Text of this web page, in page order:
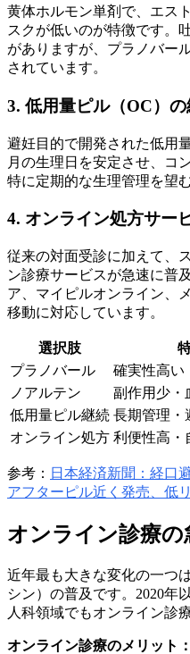
黄体ホルモン単剤で、エス
スクが低いのが特徴です。
がありますが、プラノバー
されています。
3. 低用量ピル（OC）の
避妊目的で開発された低用
月の生理日を安定させ、コ
特に定期的な生理管理を望
4. オンライン処方サー
従来の対面受診に加えて、
ン診療サービスが急速に普
ア、マイピルオンライン、
移動に対応しています。
選択肢
プラノバール
確実性高い
ノアルテン
副作用少・
低用量ピル継続 長期管理・
オンライン処方 利便性高・
参考： 日本経済新聞：経口
アフターピル近く発売、低
オンライン診療の
近年最も大きな変化の一つ
シン）の普及です。2020年
人科領域でもオンライン診
オンライン診療のメリット：